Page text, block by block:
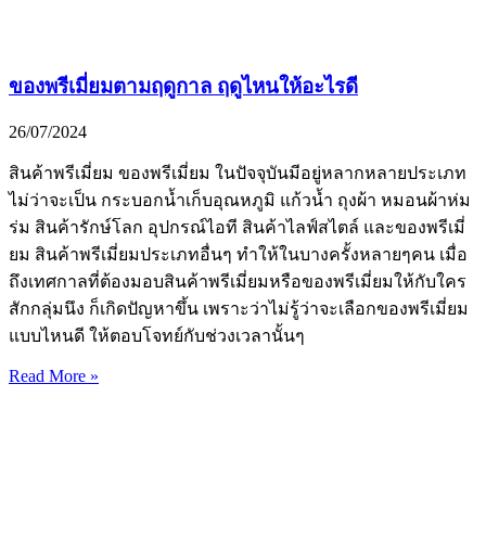
ของพรีเมี่ยมตามฤดูกาล ฤดูไหนให้อะไรดี
26/07/2024
สินค้าพรีเมี่ยม ของพรีเมี่ยม ในปัจจุบันมีอยู่หลากหลายประเภท
ไม่ว่าจะเป็น กระบอกน้ำเก็บอุณหภูมิ แก้วน้ำ ถุงผ้า หมอนผ้าห่ม
ร่ม สินค้ารักษ์โลก อุปกรณ์ไอที สินค้าไลฟ์สไตล์ และของพรีเมี่
ยม สินค้าพรีเมี่ยมประเภทอื่นๆ ทำให้ในบางครั้งหลายๆคน เมื่อ
ถึงเทศกาลที่ต้องมอบสินค้าพรีเมี่ยมหรือของพรีเมี่ยมให้กับใคร
สักกลุ่มนึง ก็เกิดปัญหาขึ้น เพราะว่าไม่รู้ว่าจะเลือกของพรีเมี่ยม
แบบไหนดี ให้ตอบโจทย์กับช่วงเวลานั้นๆ
Read More »